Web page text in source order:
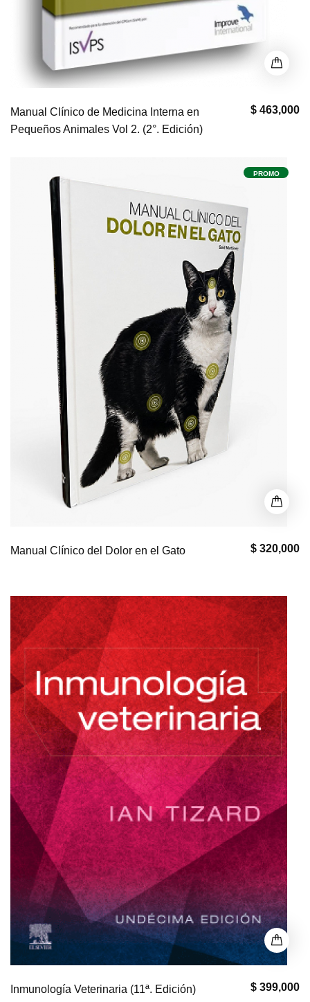
$ 463,000
Manual Clínico de Medicina Interna en
Pequeños Animales Vol 2. (2°. Edición)
PROMO
$ 320,000
Manual Clínico del Dolor en el Gato
$ 399,000
Inmunología Veterinaria (11ª. Edición)